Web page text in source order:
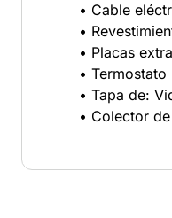
• Cable
•
• Placas
•
• Tapa de:
• Colector